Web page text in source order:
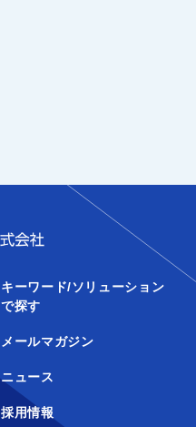
キーワード/ソリューション
で探す
メールマガジン
ニュース
採用情報